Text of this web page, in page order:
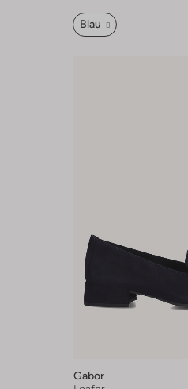
Blau
Gabor